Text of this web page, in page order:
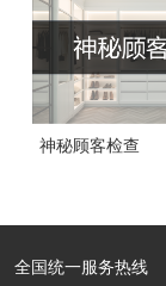
神秘顾客检查
全国统一服务热线